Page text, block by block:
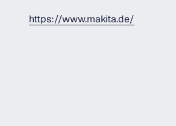
https://www.makita.de/